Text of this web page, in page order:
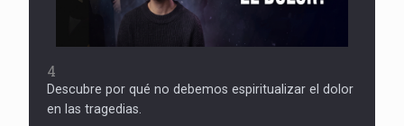
4
Descubre por qué no debemos espiritualizar el dolor
en las tragedias.